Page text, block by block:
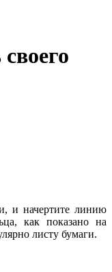
и начертите линию
как показано на
листу бумаги.